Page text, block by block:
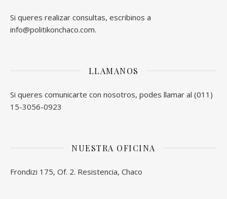
Si queres realizar consultas, escribinos a
info@politikonchaco.com.
LLAMANOS
Si queres comunicarte con nosotros, podes llamar al (011)
15-3056-0923
NUESTRA OFICINA
Frondizi 175, Of. 2. Resistencia, Chaco